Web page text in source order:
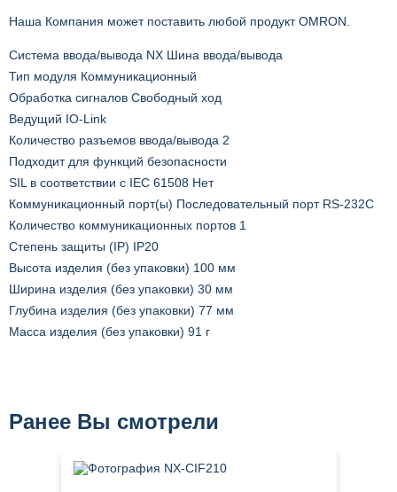
Наша Компания может поставить любой продукт OMRON.
Система ввода/вывода NX Шина ввода/вывода
Тип модуля Коммуникационный
Обработка сигналов Свободный ход
Ведущий IO-Link
Количество разъемов ввода/вывода 2
Подходит для функций безопасности
SIL в соответствии с IEC 61508 Нет
Коммуникационный порт(ы) Последовательный порт RS-232C
Количество коммуникационных портов 1
Степень защиты (IP) IP20
Высота изделия (без упаковки) 100 мм
Ширина изделия (без упаковки) 30 мм
Глубина изделия (без упаковки) 77 мм
Масса изделия (без упаковки) 91 г
Ранее Вы смотрели